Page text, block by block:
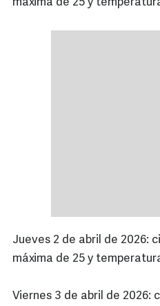
máxima de 25 y
Jueves 2 de abril de 2026:
máxima de 25 y
Viernes 3 de abril de 2026: